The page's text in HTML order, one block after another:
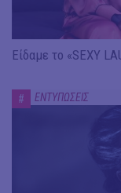
Είδαμε το «SEXY
# ΕΝΤΥΠΩΣΕΙΣ